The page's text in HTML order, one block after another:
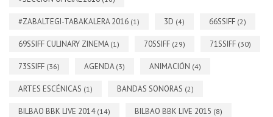
#ZABALTEGI-TABAKALERA 2016 (1) 3D (4) 66SSIFF (2)
69SSIFF CULINARY ZINEMA (1) 70SSIFF (29) 71SSIFF (30)
73SSIFF (36) AGENDA (3) ANIMACIÓN (4)
ARTES ESCÉNICAS (1) BANDAS SONORAS (2)
BILBAO BBK LIVE 2014 (14) BILBAO BBK LIVE 2015 (8)